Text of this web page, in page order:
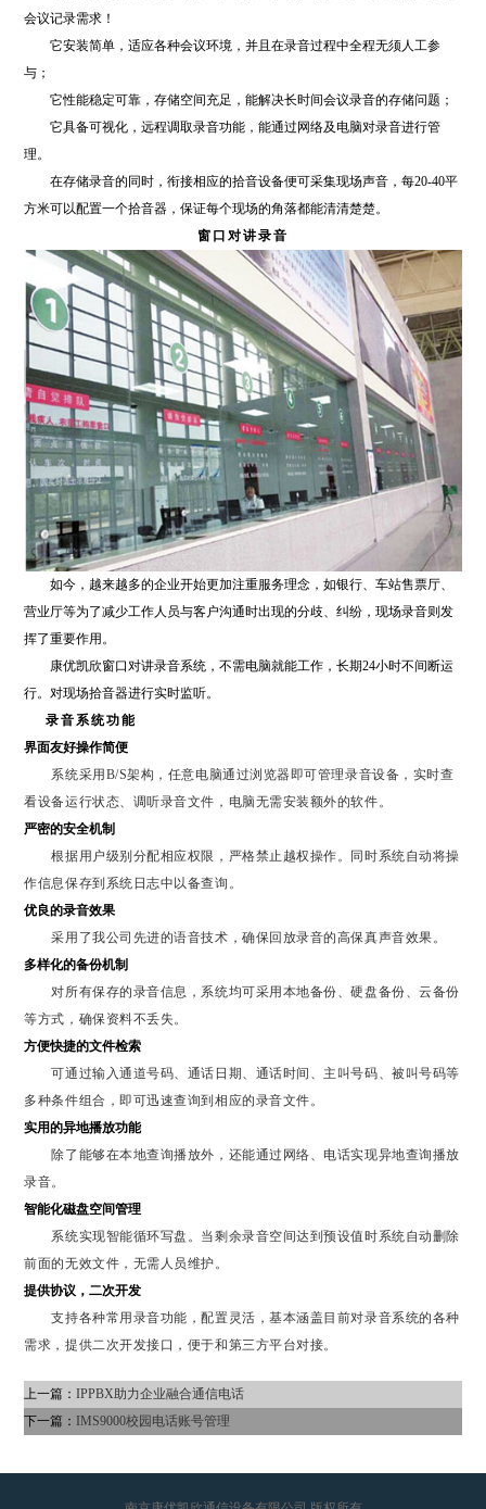
会议记录需求！
它安装简单，适应各种会议环境，并且在录音过程中全程无须人工参
与；
它性能稳定可靠，存储空间充足，能解决长时间会议录音的存储问题；
它具备可视化，远程调取录音功能，能通过网络及电脑对录音进行管
理。
在存储录音的同时，衔接相应的拾音设备便可采集现场声音，每20-40平
方米可以配置一个拾音器，保证每个现场的角落都能清清楚楚。
窗口对讲录音
如今，越来越多的企业开始更加注重服务理念，如银行、车站售票厅、
营业厅等为了减少工作人员与客户沟通时出现的分歧、纠纷，现场录音则发
挥了重要作用。
康优凯欣窗口对讲录音系统，不需电脑就能工作，长期24小时不间断运
行。对现场拾音器进行实时监听。
录音系统功能
界面友好操作简便
系统采用B/S架构，任意电脑通过浏览器即可管理录音设备，实时查
看设备运行状态、调听录音文件，电脑无需安装额外的软件。
严密的安全机制
根据用户级别分配相应权限，严格禁止越权操作。同时系统自动将操
作信息保存到系统日志中以备查询。
优良的录音效果
采用了我公司先进的语音技术，确保回放录音的高保真声音效果。
多样化的备份机制
对所有保存的录音信息，系统均可采用本地备份、硬盘备份、云备份
等方式，确保资料不丢失。
方便快捷的文件检索
可通过输入通道号码、通话日期、通话时间、主叫号码、被叫号码等
多种条件组合，即可迅速查询到相应的录音文件。
实用的异地播放功能
除了能够在本地查询播放外，还能通过网络、电话实现异地查询播放
录音。
智能化磁盘空间管理
系统实现智能循环写盘。当剩余录音空间达到预设值时系统自动删除
前面的无效文件，无需人员维护。
提供协议，二次开发
支持各种常用录音功能，配置灵活，基本涵盖目前对录音系统的各种
需求，提供二次开发接口，便于和第三方平台对接。
上一篇：IPPBX助力企业融合通信电话
下一篇：
IMS9000校园电话账号管理